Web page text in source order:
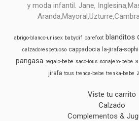
y moda infantil. Jane,
abrigo-blanco-unisex babydif barefoot blanditos
calzadorespetuoso cappadocia la-jirafa-
pangasa regalo-bebe saco-tous sonajero-bebe
jirafa tous trenca-bebe trenka-bebe
Viste tu carrito
Calzado
Complementos &